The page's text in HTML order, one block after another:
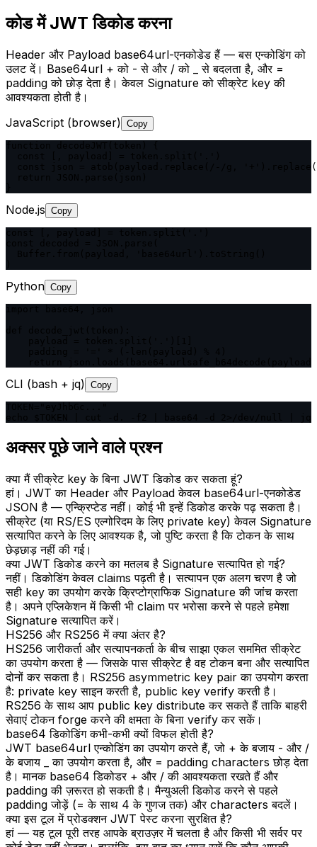
कोड में JWT डिकोड करना
Header और Payload base64url-एनकोडेड हैं — बस एन्कोडिंग को
उलट दें। Base64url + को - से और / को _ से बदलता है, और =
padding को छोड़ देता है। केवल Signature को सीक्रेट key की
आवश्यकता होती है।
JavaScript (browser) Copy
const json = atob(payload.replace(/-/g,
Node.js Copy
Python Copy
CLI (bash + jq) Copy
अक्सर पूछे जाने वाले प्रश्न
क्या मैं सीक्रेट key के बिना JWT डिकोड कर सकता हूं?
हां। JWT का Header और Payload केवल base64url-एनकोडेड
JSON है — एन्क्रिप्टेड नहीं। कोई भी इन्हें डिकोड करके पढ़ सकता है।
सीक्रेट (या RS/ES एल्गोरिदम के लिए private key) केवल Signature
सत्यापित करने के लिए आवश्यक है, जो पुष्टि करता है कि टोकन के साथ
छेड़छाड़ नहीं की गई।
क्या JWT डिकोड करने का मतलब है Signature सत्यापित हो गई?
नहीं। डिकोडिंग केवल claims पढ़ती है। सत्यापन एक अलग चरण है जो
सही key का उपयोग करके क्रिप्टोग्राफिक Signature की जांच करता
है। अपने एप्लिकेशन में किसी भी claim पर भरोसा करने से पहले हमेशा
Signature सत्यापित करें।
HS256 और RS256 में क्या अंतर है?
HS256 जारीकर्ता और सत्यापनकर्ता के बीच साझा एकल सममित सीक्रेट
का उपयोग करता है — जिसके पास सीक्रेट है वह टोकन बना और सत्यापित
दोनों कर सकता है। RS256 asymmetric key pair का उपयोग करता
है: private key साइन करती है, public key verify करती है।
RS256 के साथ आप public key distribute कर सकते हैं ताकि बाहरी
सेवाएं टोकन forge करने की क्षमता के बिना verify कर सकें।
base64 डिकोडिंग कभी-कभी क्यों विफल होती है?
JWT base64url एन्कोडिंग का उपयोग करते हैं, जो + के बजाय - और /
के बजाय _ का उपयोग करता है, और = padding characters छोड़ देता
है। मानक base64 डिकोडर + और / की आवश्यकता रखते हैं और
padding की ज़रूरत हो सकती है। मैन्युअली डिकोड करने से पहले
padding जोड़ें (= के साथ 4 के गुणज तक) और characters बदलें।
क्या इस टूल में प्रोडक्शन JWT पेस्ट करना सुरक्षित है?
हां — यह टूल पूरी तरह आपके ब्राउज़र में चलता है और किसी भी सर्वर पर